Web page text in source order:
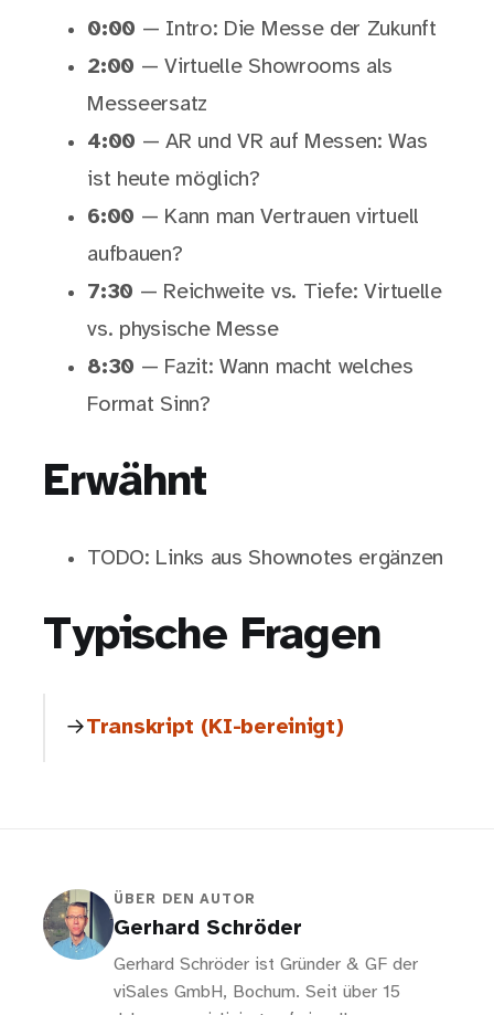
0:00 — Intro: Die Messe der Zukunft
2:00 — Virtuelle Showrooms als
Messeersatz
4:00 — AR und VR auf Messen: Was
ist heute möglich?
6:00 — Kann man Vertrauen virtuell
aufbauen?
7:30 — Reichweite vs. Tiefe: Virtuelle
vs. physische Messe
8:30 — Fazit: Wann macht welches
Format Sinn?
Erwähnt
TODO: Links aus Shownotes ergänzen
Typische Fragen
Transkript (KI-bereinigt)
ÜBER DEN AUTOR
Gerhard Schröder
Gerhard Schröder ist Gründer & GF der
viSales GmbH, Bochum. Seit über 15